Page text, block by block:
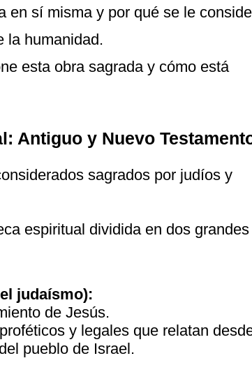
en sí misma y por qué se le
la humanidad.
esta obra sagrada y cómo está
Antiguo y Nuevo
sagrados por judíos y
espiritual dividida en dos grandes
judaísmo):
de Jesús.
y legales que relatan
pueblo de Israel.